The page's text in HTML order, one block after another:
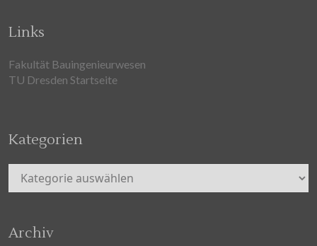
Links
Fakultät Bauingenieurwesen
TU Dresden Startseite
Kategorien
Kategorien
Archiv